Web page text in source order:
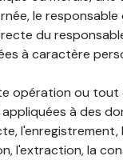
le
du
à caractère
opération ou
à des
l'extraction, la